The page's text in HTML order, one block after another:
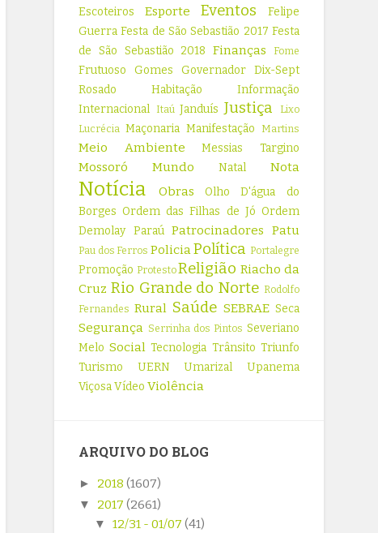
Escoteiros
Esporte Eventos
Felipe
Guerra Festa de São Sebastião 2017 Festa
de São Sebastião 2018 Finanças Fome
Frutuoso Gomes
Governador Dix-Sept
Rosado
Habitação
Informação
Internacional
Itaú Janduís Justiça
Lixo
Lucrécia Maçonaria Manifestação Martins
Meio Ambiente Messias Targino
Mossoró Mundo Natal Nota
Notícia Obras
Olho D'água do
Borges Ordem das Filhas de Jó Ordem
Demolay Paraú Patrocinadores Patu
Pau dos Ferros PoliciaPolítica Portalegre
Promoção ProtestoReligião Riacho da
Cruz Rio Grande do Norte Rodolfo
Fernandes Rural Saúde SEBRAE Seca
Segurança Serrinha dos Pintos Severiano
Melo Social Tecnologia Trânsito Triunfo
Turismo
UERN Umarizal
Upanema
ViçosaVídeo Violência
ARQUIVO DO BLOG
► 2018(1607)
▼ 2017(2661)
▼ 12/31 - 01/07 (41)